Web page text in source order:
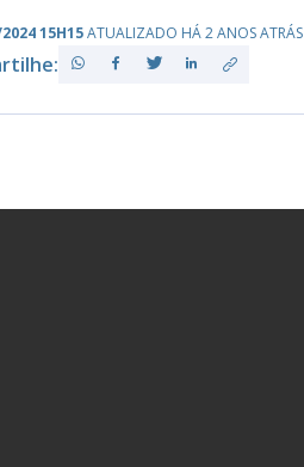
15H15ATUALIZADO HÁ 2 ANOS ATRÁS